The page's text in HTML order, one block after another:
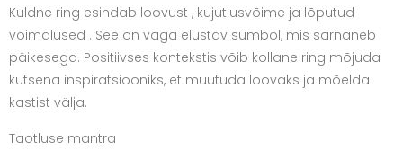
Kuldne ring esindab loovust , kujutlusvõime ja lõputud
võimalused . See on väga elustav sümbol, mis sarnaneb
päikesega. Positiivses kontekstis võib kollane ring mõjuda
kutsena inspiratsiooniks, et muutuda loovaks ja mõelda
kastist välja.
Taotluse mantra